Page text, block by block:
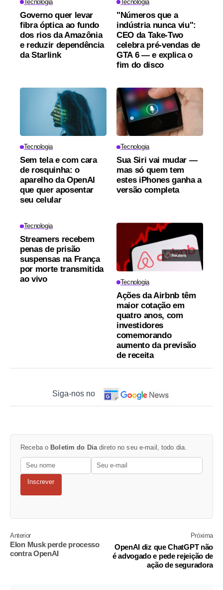
Tecnologia
Governo quer levar
fibra óptica ao fundo
dos rios da Amazônia
e reduzir dependência
da Starlink
Tecnologia
"Números que a
indústria nunca viu":
CEO da Take-Two
celebra pré-vendas de
GTA 6 — e explica o
fim do disco
Tecnologia
Sem tela e com cara
de rosquinha: o
aparelho da OpenAI
que quer aposentar
seu celular
Tecnologia
Sua Siri vai mudar —
mas só quem tem
estes iPhones ganha a
versão completa
Tecnologia
Streamers recebem
penas de prisão
suspensas na França
por morte transmitida
ao vivo
Tecnologia
Ações da Airbnb têm
maior cotação em
quatro anos, com
investidores
comemorando
aumento da previsão
de receita
Siga-nos no
Receba o Boletim do Diadireto no seu e-mail, todo dia.
Inscrever
Anterior
Elon Musk perde processo
contra OpenAI
Próxima
OpenAI diz que ChatGPT não
é advogado e pede rejeição de
ação de seguradora